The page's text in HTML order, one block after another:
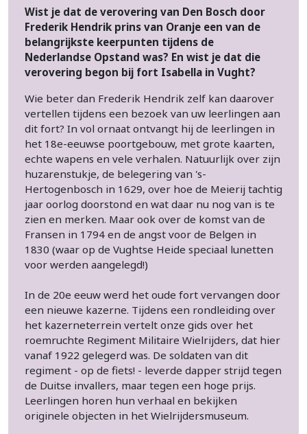
Wist je dat de verovering van Den Bosch door
Frederik Hendrik prins van Oranje een van de
belangrijkste keerpunten tijdens de
Nederlandse Opstand was? En wist je dat die
verovering begon bij fort Isabella in Vught?
Wie beter dan Frederik Hendrik zelf kan daarover
vertellen tijdens een bezoek van uw leerlingen aan
dit fort? In vol ornaat ontvangt hij de leerlingen in
het 18e-eeuwse poortgebouw, met grote kaarten,
echte wapens en vele verhalen. Natuurlijk over zijn
huzarenstukje, de belegering van 's-
Hertogenbosch in 1629, over hoe de Meierij tachtig
jaar oorlog doorstond en wat daar nu nog van is te
zien en merken. Maar ook over de komst van de
Fransen in 1794 en de angst voor de Belgen in
1830 (waar op de Vughtse Heide speciaal lunetten
voor werden aangelegd!)
In de 20e eeuw werd het oude fort vervangen door
een nieuwe kazerne. Tijdens een rondleiding over
het kazerneterrein vertelt onze gids over het
roemruchte Regiment Militaire Wielrijders, dat hier
vanaf 1922 gelegerd was. De soldaten van dit
regiment - op de fiets! - leverde dapper strijd tegen
de Duitse invallers, maar tegen een hoge prijs.
Leerlingen horen hun verhaal en bekijken
originele objecten in het Wielrijdersmuseum.